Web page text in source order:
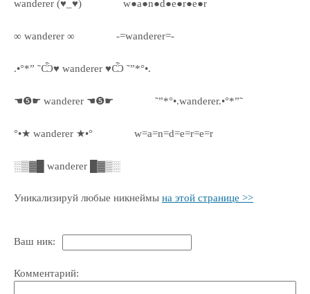
wanderer (♥_♥) w●a●n●d●e●r●e●r
∞ wanderer ∞ -=wanderer=-
.•°*” ˜Ѽ♥ wanderer ♥Ѽ ˜”*°•.
☚❺☛ wanderer ☚❺☛ ˜”*°•.wanderer.•°*”˜
°•★ wanderer ★•° w=a=n=d=e=r=e=r
░▒▓█ wanderer █▓▒░
Уникализируй любые никнеймы на этой странице >>
Ваш ник:
Комментарий: